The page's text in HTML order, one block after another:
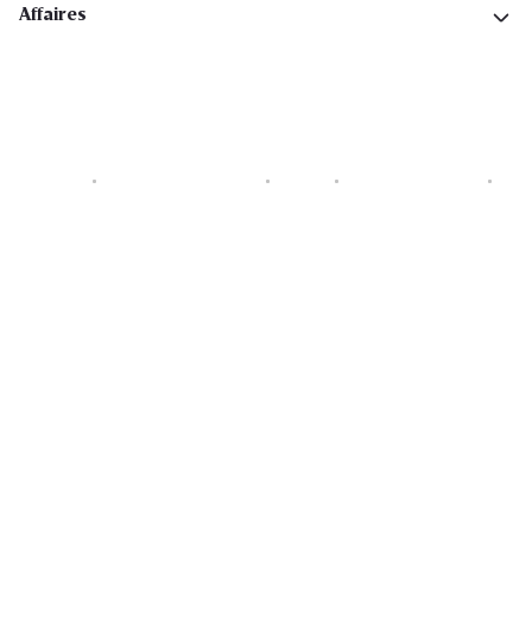
Affaires